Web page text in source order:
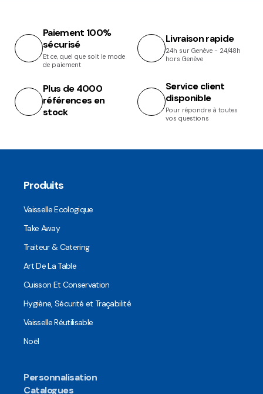
Paiement 100%
sécurisé
Et ce, quel que soit le mode
de paiement
Livraison rapide
24h sur Genève - 24/48h
hors Genève
Plus de 4000
références en
stock
Service client
disponible
Pour répondre à toutes
vos questions
Produits
Vaisselle Ecologique
Take Away
Traiteur & Catering
Art De La Table
Cuisson Et Conservation
Hygiène, Sécurité et Traçabilité
Vaisselle Réutilisable
Noël
Personnalisation
Catalogues